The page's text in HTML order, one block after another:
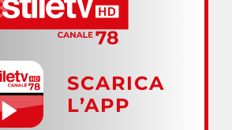
SCARICA
L’APP